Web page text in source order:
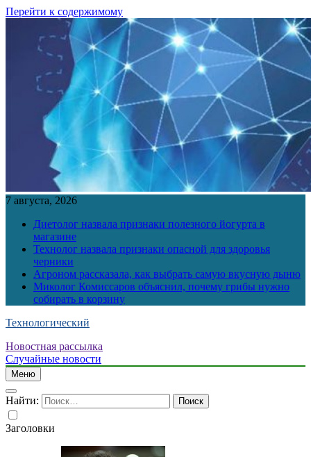
Перейти к содержимому
7 августа, 2026
Диетолог назвала признаки полезного йогурта в
магазине
Технолог назвала признаки опасной для здоровья
черники
Агроном рассказала, как выбрать самую вкусную дыню
Миколог Комиссаров объяснил, почему грибы нужно
собирать в корзину
Технологический
Новостная рассылка
Случайные новости
Меню
Найти:
Заголовки